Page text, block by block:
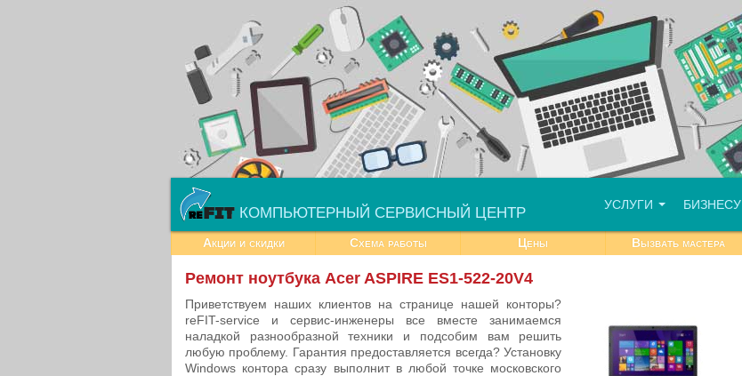
КОМПЬЮТЕРНЫЙ СЕРВИСНЫЙ ЦЕНТР УСЛУГИ БИЗНЕСУ
Акции и скидки Схема работы Цены Вызвать мастера
Ремонт ноутбука Acer ASPIRE ES1-522-20V4
Приветствуем наших клиентов на странице нашей конторы?
reFIT-service и сервис-инженеры все вместе занимаемся
наладкой разнообразной техники и подсобим вам решить
любую проблему. Гарантия предоставляется всегда? Установку
Windows контора сразу выполнит в любой точке московского